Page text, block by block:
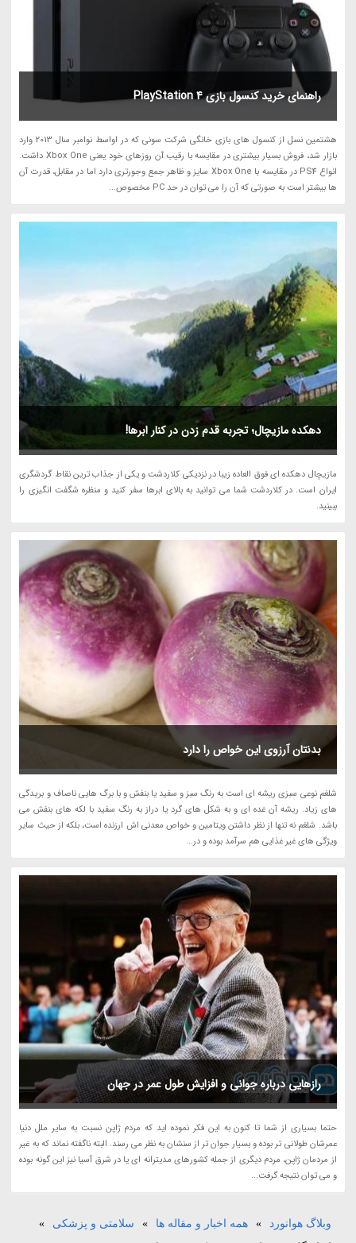
راهنمای خرید کنسول بازی PlayStation 4
هشتمین نسل از کنسول های بازی خانگی شرکت سونی که در اواسط نوامبر سال 2013 وارد
بازار شد، فروش بسیار بیشتری در مقایسه با رقیب آن روزهای خود یعنی Xbox One داشت.
انواع PS4 در مقایسه با Xbox One سایز و ظاهر جمع وجورتری دارد اما در مقابل، قدرت آن
ها بیشتر است به صورتی که آن را می توان در حد PC مخصوص...
دهکده مازیچال؛ تجربه قدم زدن در کنار ابرها!
مازیچال دهکده ای فوق العاده زیبا در نزدیکی کلاردشت و یکی از جذاب ترین نقاط گردشگری
ایران است. در کلاردشت شما می توانید به بالای ابرها سفر کنید و منظره شگفت انگیزی را
ببینید.
بدنتان آرزوی این خواص را دارد
شلغم نوعی سبزی ریشه ای است به رنگ سبز و سفید یا بنفش و با برگ هایی ناصاف و بریدگی
های زیاد. ریشه آن غده ای و به شکل های گرد یا دراز به رنگ سفید با لکه های بنفش می
باشد. شلغم نه تنها از نظر داشتن ویتامین و خواص معدنی اش ارزنده است، بلکه از حیث سایر
ویژگی های غیر غذایی هم سرآمد بوده و در...
رازهایی درباره جوانی و افزایش طول عمر در جهان
حتما بسیاری از شما تا کنون به این فکر نموده اید که مردم ژاپن نسبت به سایر ملل دنیا
عمرشان طولانی تر بوده و بسیار جوان تر از سنشان به نظر می رسند. البته ناگفته نماند که به غیر
از مردمان ژاپن، مردم دیگری از جمله کشورهای مدیترانه ای یا در شرق آسیا نیز این گونه بوده
و می توان نتیجه گرفت...
وبلاگ هوانورد » همه اخبار و مقاله ها » سلامتی و پزشکی
»